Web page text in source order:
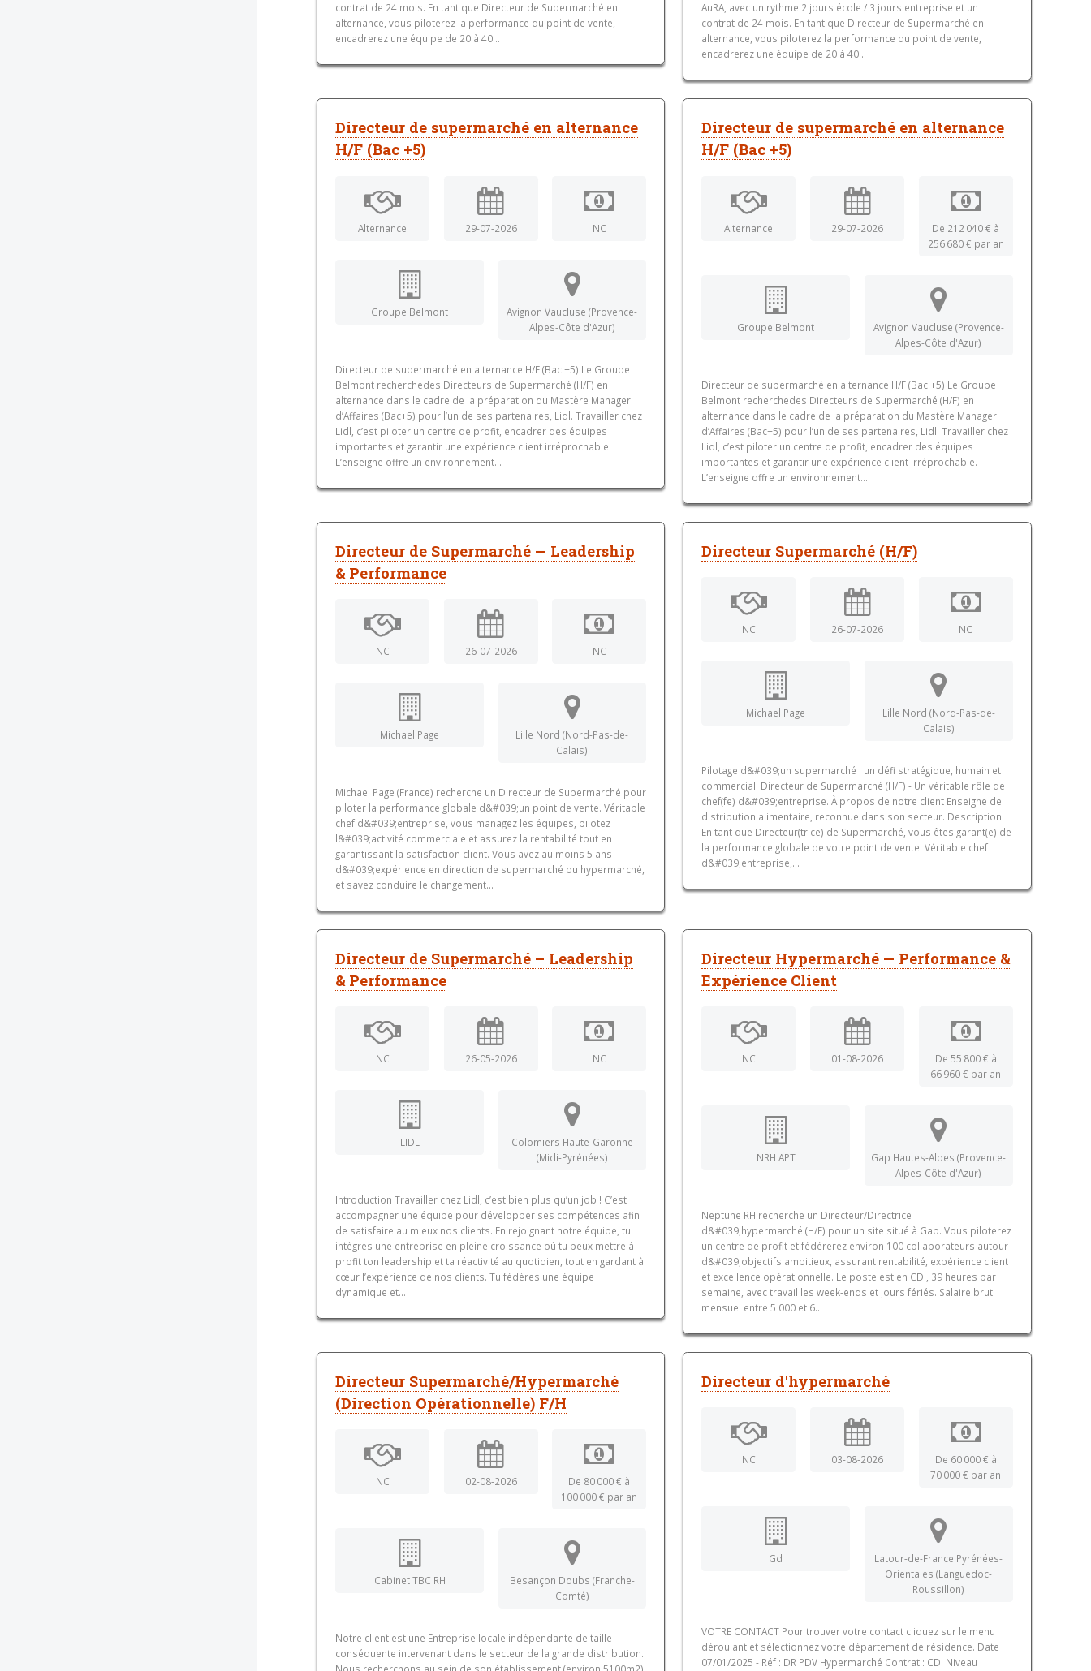
contrat de 24 mois. En tant que Directeur de Supermarché en
alternance, vous piloterez la performance du point de vente,
encadrerez une équipe de 20 à 40...
AuRA, avec un rythme 2 jours école / 3 jours entreprise et un
contrat de 24 mois. En tant que Directeur de Supermarché en
alternance, vous piloterez la performance du point de vente,
encadrerez une équipe de 20 à 40...
Directeur de supermarché en alternance
H/F (Bac +5)
Alternance 29-07-2026 NC
Groupe Belmont
Avignon Vaucluse (Provence-
Alpes-Côte d'Azur)
Directeur de supermarché en alternance H/F (Bac +5) Le Groupe
Belmont recherchedes Directeurs de Supermarché (H/F) en
alternance dans le cadre de la préparation du Mastère Manager
d’Affaires (Bac+5) pour l’un de ses partenaires, Lidl. Travailler chez
Lidl, c’est piloter un centre de profit, encadrer des équipes
importantes et garantir une expérience client irréprochable.
L’enseigne offre un environnement...
Directeur de supermarché en alternance
H/F (Bac +5)
Alternance 29-07-2026
De 212 040 € à
256 680 € par an
Groupe Belmont
Avignon Vaucluse (Provence-
Alpes-Côte d'Azur)
Directeur de supermarché en alternance H/F (Bac +5) Le Groupe
Belmont recherchedes Directeurs de Supermarché (H/F) en
alternance dans le cadre de la préparation du Mastère Manager
d’Affaires (Bac+5) pour l’un de ses partenaires, Lidl. Travailler chez
Lidl, c’est piloter un centre de profit, encadrer des équipes
importantes et garantir une expérience client irréprochable.
L’enseigne offre un environnement...
Directeur de Supermarché — Leadership
& Performance
NC 26-07-2026 NC
Michael Page
Lille Nord (Nord-Pas-de-
Calais)
Michael Page (France) recherche un Directeur de Supermarché pour
piloter la performance globale d&#039;un point de vente. Véritable
chef d&#039;entreprise, vous managez les équipes, pilotez
l&#039;activité commerciale et assurez la rentabilité tout en
garantissant la satisfaction client. Vous avez au moins 5 ans
d&#039;expérience en direction de supermarché ou hypermarché,
et savez conduire le changement...
Directeur Supermarché (H/F)
NC 26-07-2026 NC
Michael Page
Lille Nord (Nord-Pas-de-
Calais)
Pilotage d&#039;un supermarché : un défi stratégique, humain et
commercial. Directeur de Supermarché (H/F) - Un véritable rôle de
chef(fe) d&#039;entreprise. À propos de notre client Enseigne de
distribution alimentaire, reconnue dans son secteur. Description
En tant que Directeur(trice) de Supermarché, vous êtes garant(e) de
la performance globale de votre point de vente. Véritable chef
d&#039;entreprise,...
Directeur de Supermarché – Leadership
& Performance
NC 26-05-2026 NC
LIDL
Colomiers Haute-Garonne
(Midi-Pyrénées)
Introduction Travailler chez Lidl, c’est bien plus qu’un job ! C’est
accompagner une équipe pour développer ses compétences afin
de satisfaire au mieux nos clients. En rejoignant notre équipe, tu
intègres une entreprise en pleine croissance où tu peux mettre à
profit ton leadership et ta réactivité au quotidien, tout en gardant à
cœur l’expérience de nos clients. Tu fédères une équipe
dynamique et...
Directeur Hypermarché — Performance &
Expérience Client
NC 01-08-2026
De 55 800 € à
66 960 € par an
NRH APT
Gap Hautes-Alpes (Provence-
Alpes-Côte d'Azur)
Neptune RH recherche un Directeur/Directrice
d&#039;hypermarché (H/F) pour un site situé à Gap. Vous piloterez
un centre de profit et fédérerez environ 100 collaborateurs autour
d&#039;objectifs ambitieux, assurant rentabilité, expérience client
et excellence opérationnelle. Le poste est en CDI, 39 heures par
semaine, avec travail les week-ends et jours fériés. Salaire brut
mensuel entre 5 000 et 6...
Directeur Supermarché/Hypermarché
(Direction Opérationnelle) F/H
NC 02-08-2026
De 80 000 € à
100 000 € par an
Cabinet TBC RH
Besançon Doubs (Franche-
Comté)
Notre client est une Entreprise locale indépendante de taille
conséquente intervenant dans le secteur de la grande distribution.
Directeur d'hypermarché
NC 03-08-2026
De 60 000 € à
70 000 € par an
Gd
Latour-de-France Pyrénées-
Orientales (Languedoc-
Roussillon)
VOTRE CONTACT Pour trouver votre contact cliquez sur le menu
déroulant et sélectionnez votre département de résidence. Date :
07/01/2025 - Réf : DR PDV Hypermarché Contrat : CDI Niveau